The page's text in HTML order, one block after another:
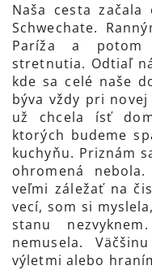
Naša cesta
Schwechate.
Paríža a potom
stretnutia. Odtiaľ
kde sa celé naše
býva vždy pri
už chcela ísť
ktorých budeme
kuchyňu. Priznám
ohromená
veľmi záležať na
vecí, som si
stanu
nemusela.
výletmi alebo